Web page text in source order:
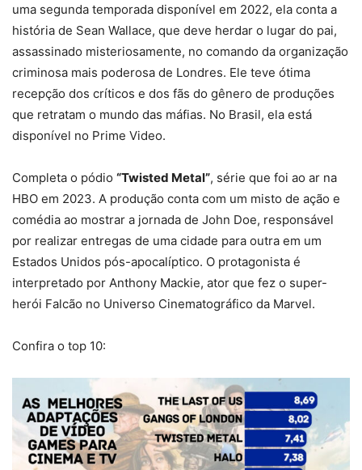
uma segunda temporada disponível em 2022, ela conta a
história de Sean Wallace, que deve herdar o lugar do pai,
assassinado misteriosamente, no comando da organização
criminosa mais poderosa de Londres. Ele teve ótima
recepção dos críticos e dos fãs do gênero de produções
que retratam o mundo das máfias. No Brasil, ela está
disponível no Prime Video.
Completa o pódio “Twisted Metal”, série que foi ao ar na
HBO em 2023. A produção conta com um misto de ação e
comédia ao mostrar a jornada de John Doe, responsável
por realizar entregas de uma cidade para outra em um
Estados Unidos pós-apocalíptico. O protagonista é
interpretado por Anthony Mackie, ator que fez o super-
herói Falcão no Universo Cinematográfico da Marvel.
Confira o top 10: